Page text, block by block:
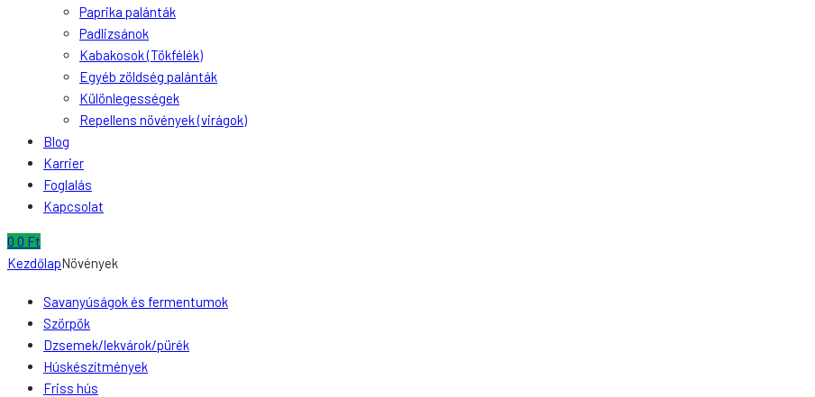
Paprika palánták
Padlizsánok
Kabakosok (Tökfélék)
Egyéb zöldség palánták
Különlegességek
Repellens növények (virágok)
Blog
Karrier
Foglalás
Kapcsolat
0 0 Ft
KezdőlapNövények
Savanyúságok és fermentumok
Szörpök
Dzsemek/lekvárok/pürék
Húskészítmények
Friss hús